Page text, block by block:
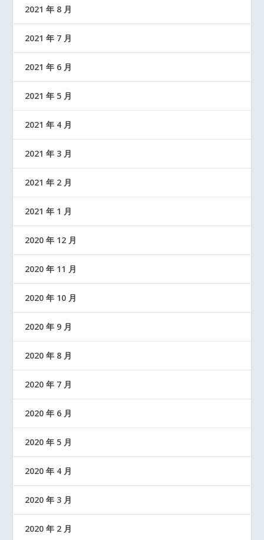
2021 年 8 月
2021 年 7 月
2021 年 6 月
2021 年 5 月
2021 年 4 月
2021 年 3 月
2021 年 2 月
2021 年 1 月
2020 年 12 月
2020 年 11 月
2020 年 10 月
2020 年 9 月
2020 年 8 月
2020 年 7 月
2020 年 6 月
2020 年 5 月
2020 年 4 月
2020 年 3 月
2020 年 2 月